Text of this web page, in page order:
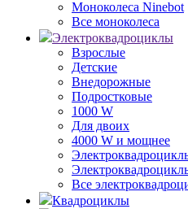
Моноколеса Ninebot
Все моноколеса
Электроквадроциклы
Взрослые
Детские
Внедорожные
Подростковые
1000 W
Для двоих
4000 W и мощнее
Все
Квадроциклы